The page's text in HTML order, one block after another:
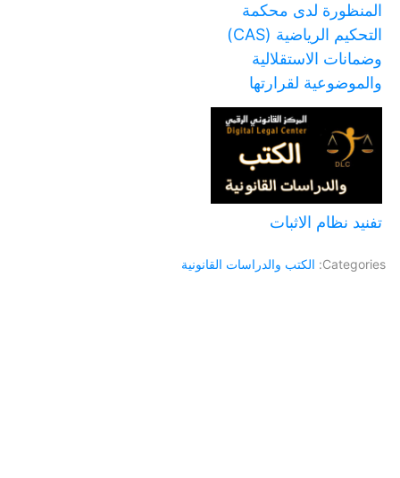
المنظورة لدى محكمة
التحكيم الرياضية (CAS)
وضمانات الاستقلالية
والموضوعية لقرارتها
تفنيد نظام الاثبات
Categories: الكتب والدراسات القانونية